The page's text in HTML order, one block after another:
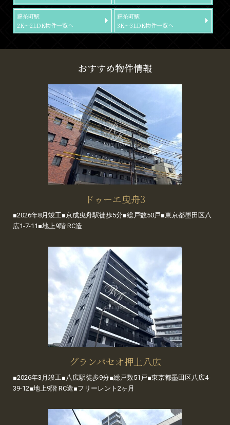
錦糸町駅
2K～2LDK物件一覧へ
錦糸町駅
3K～3LDK物件一覧へ
おすすめ物件情報
ドゥーエ曳舟3
■2026年8月竣工■京成曳舟駅徒歩5分■総戸数50戸■東京都墨田区八
広1-7-11■地上9階 RC造
グランパセオ押上八広
■2026年3月竣工■八広駅徒歩9分■総戸数51戸■東京都墨田区八広4-
39-12■地上9階 RC造■フリーレント2ヶ月